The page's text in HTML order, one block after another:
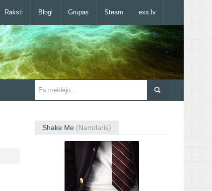
Raksti Blogi Grupas Steam exs.lv
Shake Me (Namdaris)